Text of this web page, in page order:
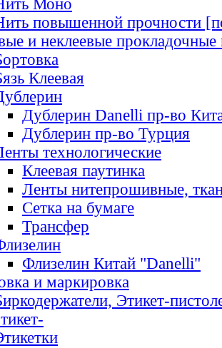
Моно
повышенной прочности
и неклеевые прокладочные
Клеевая
Дублерин Danelli пр-во
Дублерин пр-во Турция
технологические
Клеевая паутинка
Ленты нитепрошивные,
Сетка на бумаге
Трансфер
Флизелин Китай "Danelli"
и маркировка
Этикет-